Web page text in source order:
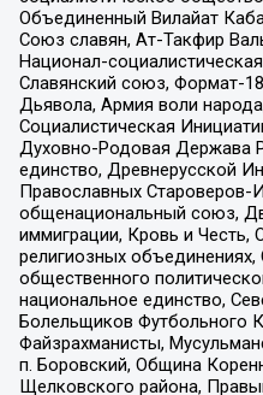
Объединенный Вилайат
Союз славян, Ат-Такфир
Национал-
Славянский союз, Формат-
Дьявола, Армия воли
Социалистическая
Духовно-Родовая Держава
единство, Древнерусской
Православных Староверов-
общенациональный союз,
иммиграции, Кровь и Честь,
религиозных объединениях,
общественного
национальное единство,
Болельщиков Футбольного
Файзрахманисты,
п. Боровский, Община
Щелковского района,